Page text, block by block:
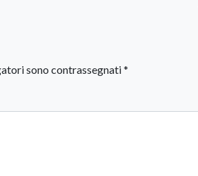
sono contrassegnati*